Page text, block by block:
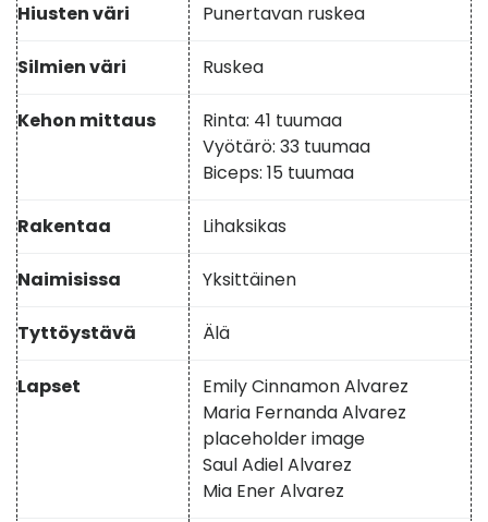
Hiusten väri Punertavan ruskea
Silmien väri Ruskea
Kehon mittaus
Rinta: 41 tuumaa
Vyötärö: 33 tuumaa
Biceps: 15 tuumaa
Rakentaa Lihaksikas
Naimisissa Yksittäinen
Tyttöystävä Älä
Lapset
Emily Cinnamon Alvarez
Maria Fernanda Alvarez
placeholder image
Saul Adiel Alvarez
Mia Ener Alvarez